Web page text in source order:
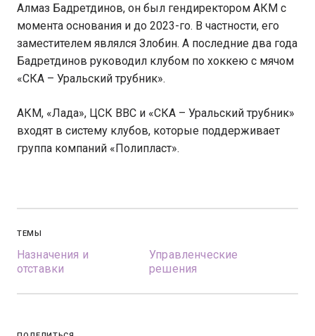
Алмаз Бадретдинов, он был гендиректором АКМ с
момента основания и до 2023-го. В частности, его
заместителем являлся Злобин. А последние два года
Бадретдинов руководил клубом по хоккею с мячом
«СКА – Уральский трубник».
АКМ, «Лада», ЦСК ВВС и «СКА – Уральский трубник»
входят в систему клубов, которые поддерживает
группа компаний «Полипласт».
ТЕМЫ
Назначения и
отставки
Управленческие
решения